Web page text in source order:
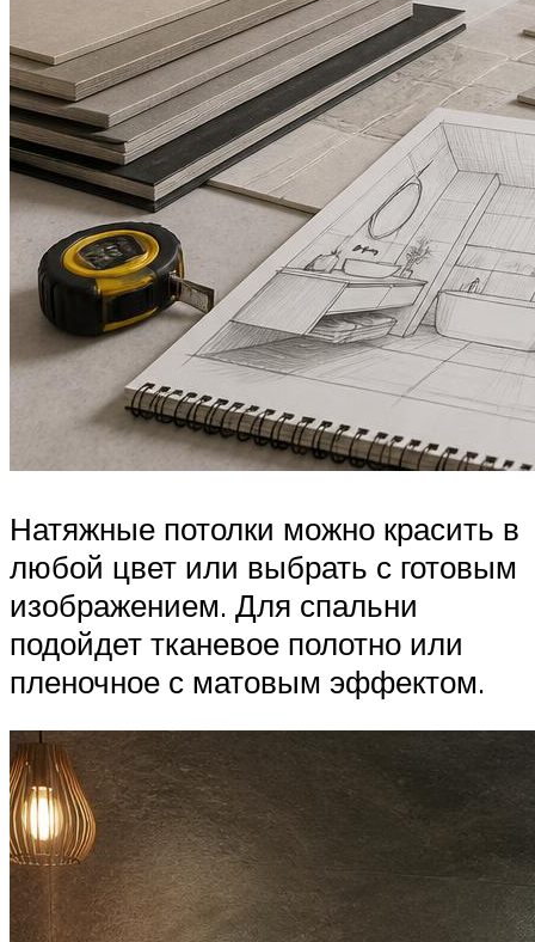
Натяжные потолки можно красить в
любой цвет или выбрать с готовым
изображением. Для спальни
подойдет тканевое полотно или
пленочное с матовым эффектом.